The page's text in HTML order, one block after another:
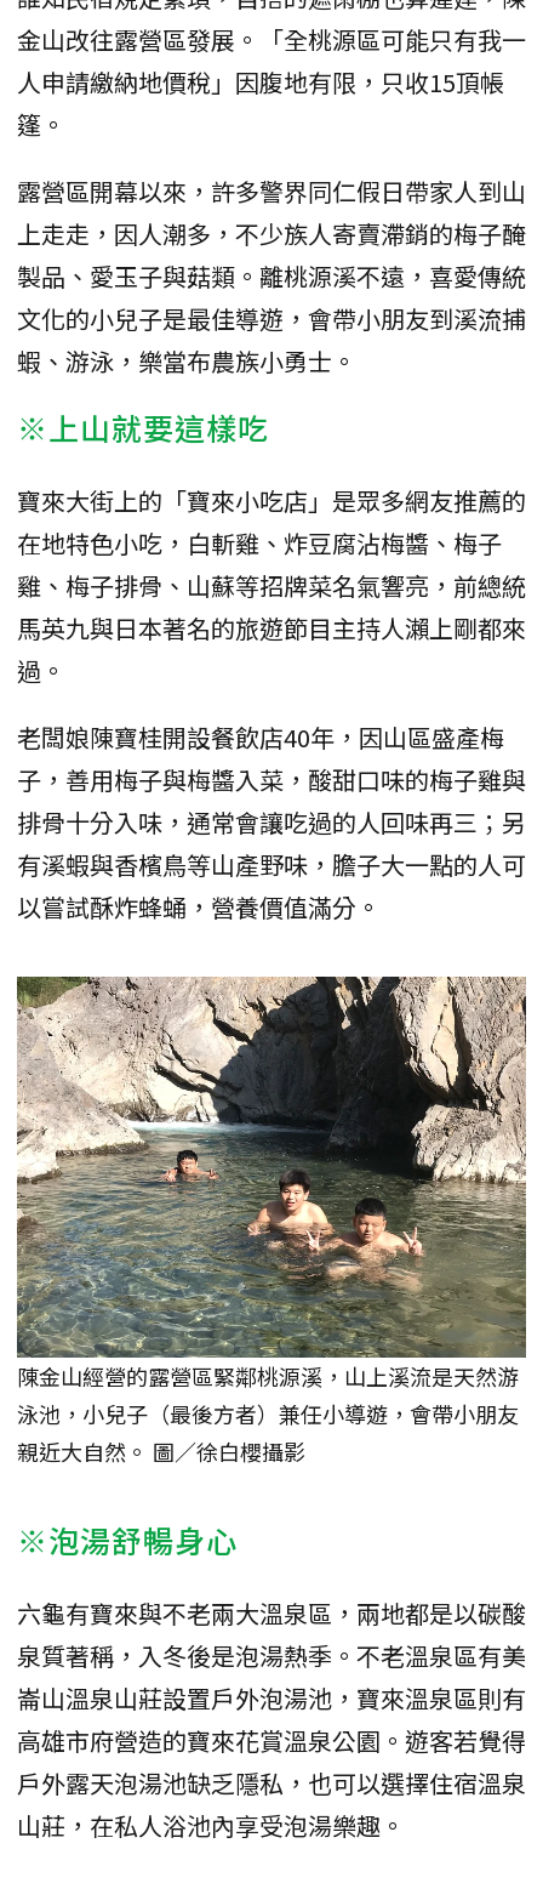
金山改往露營區發展。「全桃源區可能只有我一
人申請繳納地價稅」因腹地有限，只收15頂帳
篷。
露營區開幕以來，許多警界同仁假日帶家人到山
上走走，因人潮多，不少族人寄賣滯銷的梅子醃
製品、愛玉子與菇類。離桃源溪不遠，喜愛傳統
文化的小兒子是最佳導遊，會帶小朋友到溪流捕
蝦、游泳，樂當布農族小勇士。
※上山就要這樣吃
寶來大街上的「寶來小吃店」是眾多網友推薦的
在地特色小吃，白斬雞、炸豆腐沾梅醬、梅子
雞、梅子排骨、山蘇等招牌菜名氣響亮，前總統
馬英九與日本著名的旅遊節目主持人瀨上剛都來
過。
老闆娘陳寶桂開設餐飲店40年，因山區盛產梅
子，善用梅子與梅醬入菜，酸甜口味的梅子雞與
排骨十分入味，通常會讓吃過的人回味再三；另
有溪蝦與香檳鳥等山產野味，膽子大一點的人可
以嘗試酥炸蜂蛹，營養價值滿分。
陳金山經營的露營區緊鄰桃源溪，山上溪流是天然游
泳池，小兒子（最後方者）兼任小導遊，會帶小朋友
親近大自然。 圖／徐白櫻攝影
※泡湯舒暢身心
六龜有寶來與不老兩大溫泉區，兩地都是以碳酸
泉質著稱，入冬後是泡湯熱季。不老溫泉區有美
崙山溫泉山莊設置戶外泡湯池，寶來溫泉區則有
高雄市府營造的寶來花賞溫泉公園。遊客若覺得
戶外露天泡湯池缺乏隱私，也可以選擇住宿溫泉
山莊，在私人浴池內享受泡湯樂趣。